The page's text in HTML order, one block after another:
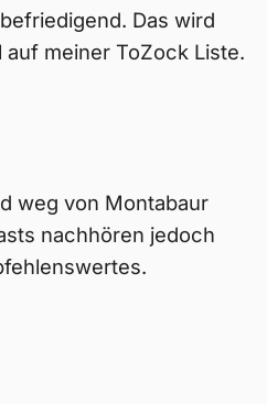
Das wird
meiner ToZock Liste.
weg von Montabaur
nachhören jedoch